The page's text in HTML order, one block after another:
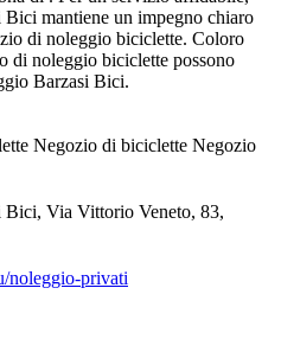
mantiene un impegno chiaro
di noleggio biciclette. Coloro
di noleggio biciclette possono
Barzasi Bici.
Negozio di biciclette Negozio
Bici, Via Vittorio Veneto, 83,
noleggio-privati